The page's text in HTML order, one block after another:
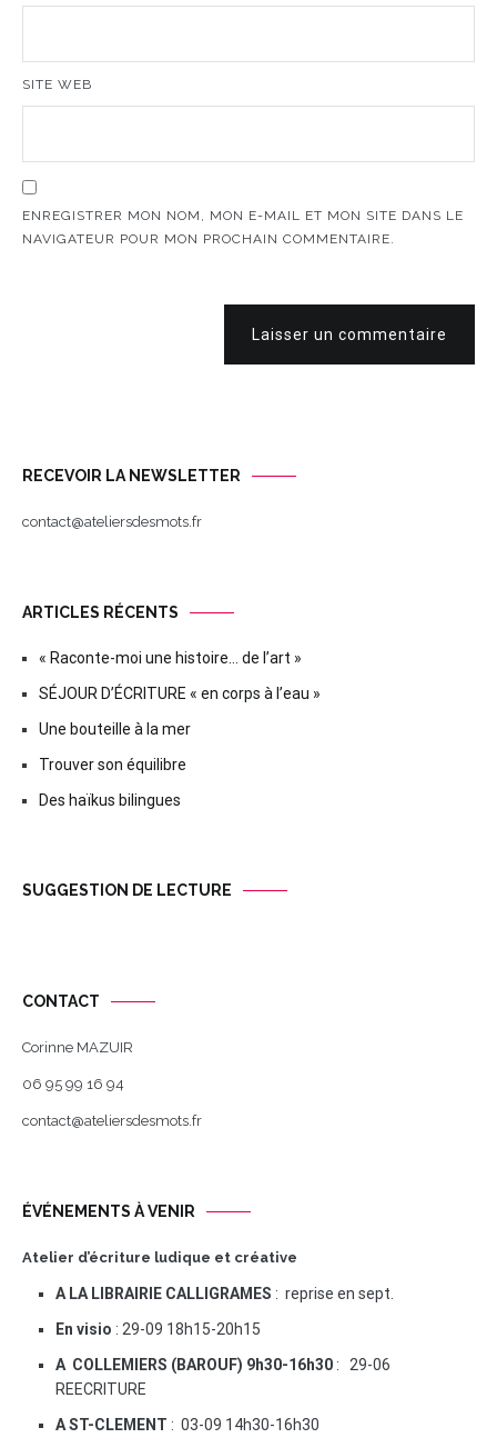
SITE WEB
ENREGISTRER MON NOM, MON E-MAIL ET MON SITE DANS LE
NAVIGATEUR POUR MON PROCHAIN COMMENTAIRE.
Laisser un commentaire
RECEVOIR LA NEWSLETTER
contact@ateliersdesmots.fr
ARTICLES RÉCENTS
« Raconte-moi une histoire… de l’art »
SÉJOUR D’ÉCRITURE « en corps à l’eau »
Une bouteille à la mer
Trouver son équilibre
Des haïkus bilingues
SUGGESTION DE LECTURE
CONTACT
Corinne MAZUIR
06 95 99 16 94
contact@ateliersdesmots.fr
ÉVÉNEMENTS À VENIR
Atelier d’écriture ludique et créative
A LA LIBRAIRIE CALLIGRAMES : reprise en sept.
En visio : 29-09 18h15-20h15
A COLLEMIERS (BAROUF) 9h30-16h30 : 29-06
REECRITURE
A ST-CLEMENT : 03-09 14h30-16h30